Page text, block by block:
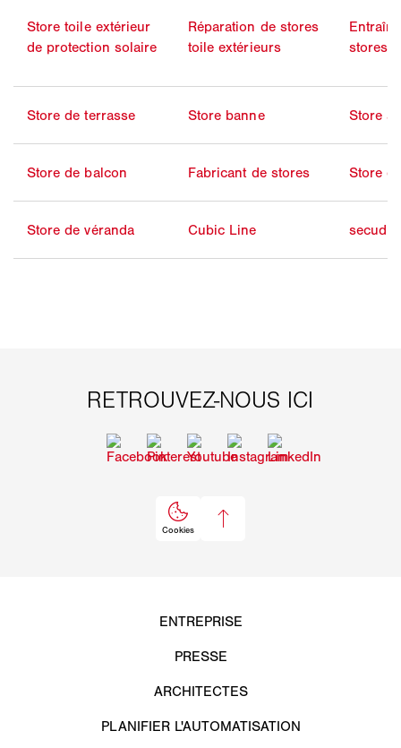
Store toile extérieur
de protection solaire
Réparation de stores
toile extérieurs
stores
Store de terrasse Store banne Store à
Store de balcon Fabricant de stores Store
Store de véranda Cubic Line